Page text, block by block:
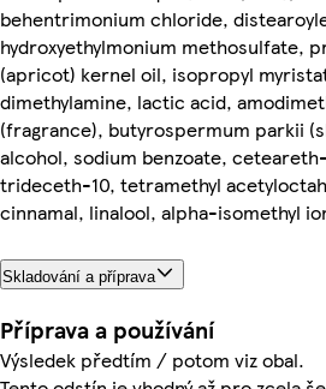
behentrimonium chloride,
hydroxyethylmonium methosulfate,
(apricot) kernel oil, isopropyl
dimethylamine, lactic acid,
(fragrance), butyrospermum parkii
alcohol, sodium benzoate,
trideceth-10, tetramethyl
cinnamal, linalool, alpha-isomethyl
Skladování a příprava
Příprava a používání
Výsledek předtím / potom viz obal.